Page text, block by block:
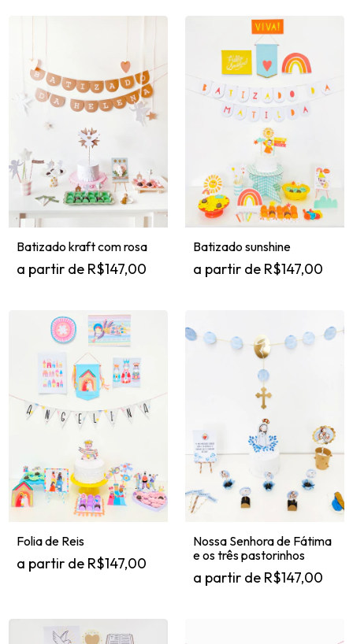
Batizado kraft com rosa
R$147,00
Batizado sunshine
R$147,00
Folia de Reis
R$147,00
Nossa Senhora de Fátima
e os três pastorinhos
R$147,00